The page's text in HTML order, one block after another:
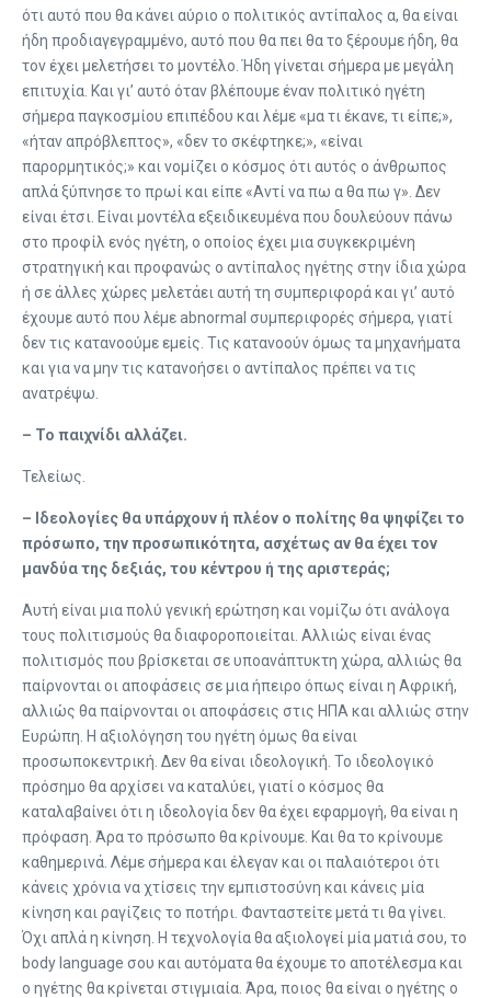
ότι αυτό που θα κάνει αύριο ο πολιτικός αντίπαλος α, θα είναι
ήδη προδιαγεγραμμένο, αυτό που θα πει θα το ξέρουμε ήδη, θα
τον έχει μελετήσει το μοντέλο. Ήδη γίνεται σήμερα με μεγάλη
επιτυχία. Και γι’ αυτό όταν βλέπουμε έναν πολιτικό ηγέτη
σήμερα παγκοσμίου επιπέδου και λέμε «μα τι έκανε, τι είπε;»,
«ήταν απρόβλεπτος», «δεν το σκέφτηκε;», «είναι
παρορμητικός;» και νομίζει ο κόσμος ότι αυτός ο άνθρωπος
απλά ξύπνησε το πρωί και είπε «Αντί να πω α θα πω γ». Δεν
είναι έτσι. Είναι μοντέλα εξειδικευμένα που δουλεύουν πάνω
στο προφίλ ενός ηγέτη, ο οποίος έχει μια συγκεκριμένη
στρατηγική και προφανώς ο αντίπαλος ηγέτης στην ίδια χώρα
ή σε άλλες χώρες μελετάει αυτή τη συμπεριφορά και γι’ αυτό
έχουμε αυτό που λέμε abnormal συμπεριφορές σήμερα, γιατί
δεν τις κατανοούμε εμείς. Τις κατανοούν όμως τα μηχανήματα
και για να μην τις κατανοήσει ο αντίπαλος πρέπει να τις
ανατρέψω.
– Το παιχνίδι αλλάζει.
Τελείως.
– Ιδεολογίες θα υπάρχουν ή πλέον ο πολίτης θα ψηφίζει το
πρόσωπο, την προσωπικότητα, ασχέτως αν θα έχει τον
μανδύα της δεξιάς, του κέντρου ή της αριστεράς;
Αυτή είναι μια πολύ γενική ερώτηση και νομίζω ότι ανάλογα
τους πολιτισμούς θα διαφοροποιείται. Αλλιώς είναι ένας
πολιτισμός που βρίσκεται σε υποανάπτυκτη χώρα, αλλιώς θα
παίρνονται οι αποφάσεις σε μια ήπειρο όπως είναι η Αφρική,
αλλιώς θα παίρνονται οι αποφάσεις στις ΗΠΑ και αλλιώς στην
Ευρώπη. Η αξιολόγηση του ηγέτη όμως θα είναι
προσωποκεντρική. Δεν θα είναι ιδεολογική. Το ιδεολογικό
πρόσημο θα αρχίσει να καταλύει, γιατί ο κόσμος θα
καταλαβαίνει ότι η ιδεολογία δεν θα έχει εφαρμογή, θα είναι η
πρόφαση. Άρα το πρόσωπο θα κρίνουμε. Και θα το κρίνουμε
καθημερινά. Λέμε σήμερα και έλεγαν και οι παλαιότεροι ότι
κάνεις χρόνια να χτίσεις την εμπιστοσύνη και κάνεις μία
κίνηση και ραγίζεις το ποτήρι. Φανταστείτε μετά τι θα γίνει.
Όχι απλά η κίνηση. Η τεχνολογία θα αξιολογεί μία ματιά σου, το
body language σου και αυτόματα θα έχουμε το αποτέλεσμα και
ο ηγέτης θα κρίνεται στιγμιαία. Άρα, ποιος θα είναι ο ηγέτης ο